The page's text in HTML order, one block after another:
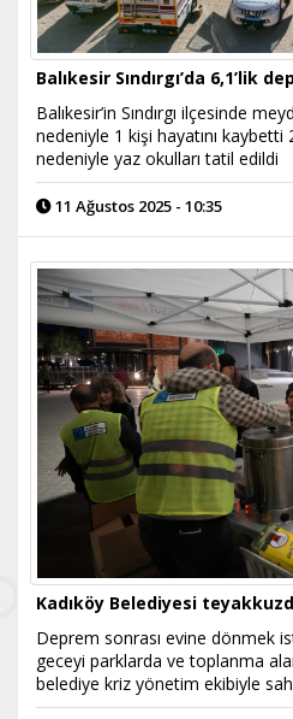
Balıkesir Sındırgı’da 6,1’lik
Balıkesir’in Sındırgı ilçesinde
nedeniyle 1 kişi hayatını kaybetti
nedeniyle yaz okulları tatil edildi
11 Ağustos 2025 - 10:35
Kadıköy Belediyesi
​Deprem sonrası evine dönmek
geceyi parklarda ve toplanma
belediye kriz yönetim ekibiyle